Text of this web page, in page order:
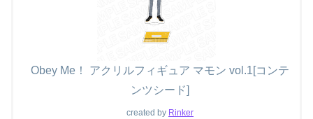
Obey Me！ アクリルフィギュア マモン vol.1[コンテ
ンツシード]
created by Rinker